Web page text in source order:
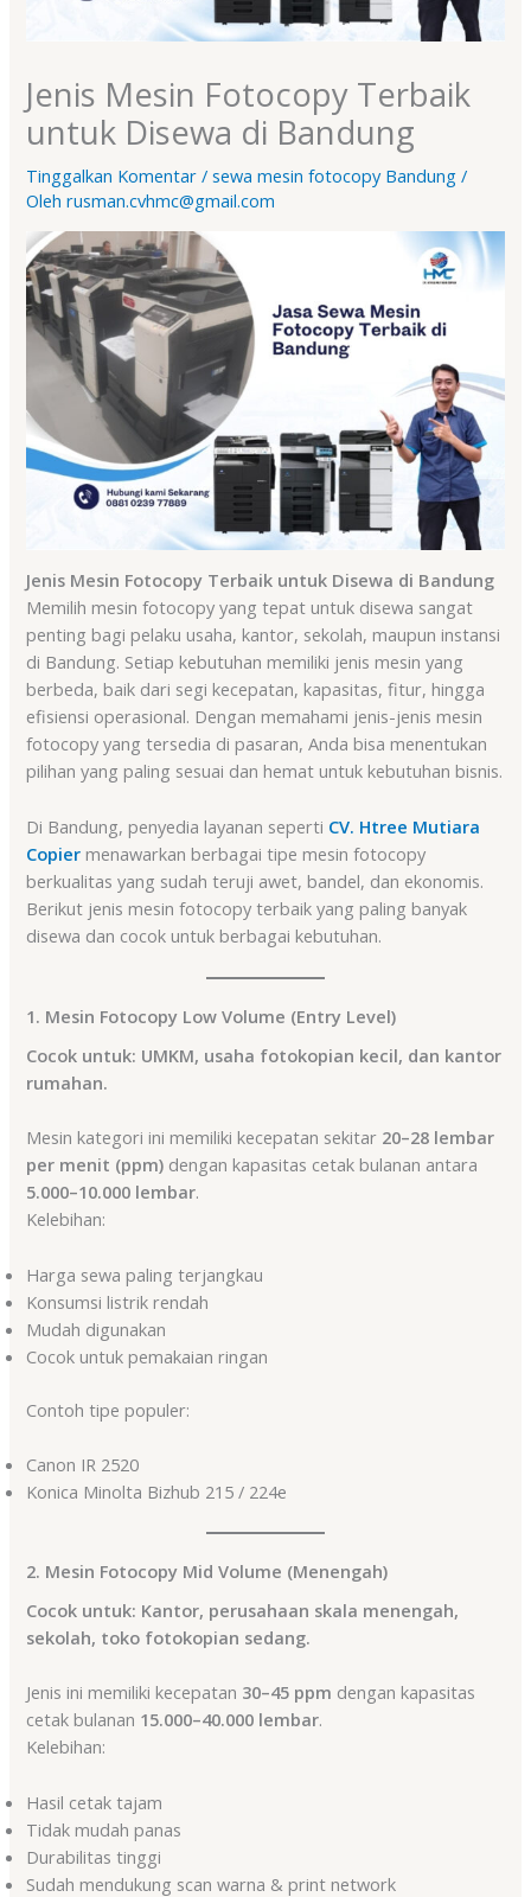
Jenis Mesin Fotocopy Terbaik
untuk Disewa di Bandung
Tinggalkan Komentar /sewa mesin fotocopy Bandung /
Olehrusman.cvhmc@gmail.com
Jenis Mesin Fotocopy Terbaik untuk Disewa di Bandung
Memilih mesin fotocopy yang tepat untuk disewa sangat
penting bagi pelaku usaha, kantor, sekolah, maupun instansi
di Bandung. Setiap kebutuhan memiliki jenis mesin yang
berbeda, baik dari segi kecepatan, kapasitas, fitur, hingga
efisiensi operasional. Dengan memahami jenis-jenis mesin
fotocopy yang tersedia di pasaran, Anda bisa menentukan
pilihan yang paling sesuai dan hemat untuk kebutuhan bisnis.
Di Bandung, penyedia layanan seperti CV. Htree Mutiara
Copier menawarkan berbagai tipe mesin fotocopy
berkualitas yang sudah teruji awet, bandel, dan ekonomis.
Berikut jenis mesin fotocopy terbaik yang paling banyak
disewa dan cocok untuk berbagai kebutuhan.
1. Mesin Fotocopy Low Volume (Entry Level)
Cocok untuk: UMKM, usaha fotokopian kecil, dan kantor
rumahan.
Mesin kategori ini memiliki kecepatan sekitar 20–28 lembar
per menit (ppm) dengan kapasitas cetak bulanan antara
5.000–10.000 lembar.
Kelebihan:
Harga sewa paling terjangkau
Konsumsi listrik rendah
Mudah digunakan
Cocok untuk pemakaian ringan
Contoh tipe populer:
Canon IR 2520
Konica Minolta Bizhub 215 / 224e
2. Mesin Fotocopy Mid Volume (Menengah)
Cocok untuk: Kantor, perusahaan skala menengah,
sekolah, toko fotokopian sedang.
Jenis ini memiliki kecepatan 30–45 ppm dengan kapasitas
cetak bulanan 15.000–40.000 lembar.
Kelebihan:
Hasil cetak tajam
Tidak mudah panas
Durabilitas tinggi
Sudah mendukung scan warna & print network